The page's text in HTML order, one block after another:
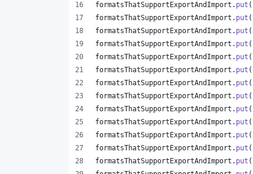
formatsThatSupportExportAndImport . put (
formatsThatSupportExportAndImport . put (
formatsThatSupportExportAndImport . put (
formatsThatSupportExportAndImport . put (
formatsThatSupportExportAndImport . put (
formatsThatSupportExportAndImport . put (
formatsThatSupportExportAndImport . put (
formatsThatSupportExportAndImport . put (
formatsThatSupportExportAndImport . put (
formatsThatSupportExportAndImport . put (
formatsThatSupportExportAndImport . put (
formatsThatSupportExportAndImport . put (
formatsThatSupportExportAndImport . put (